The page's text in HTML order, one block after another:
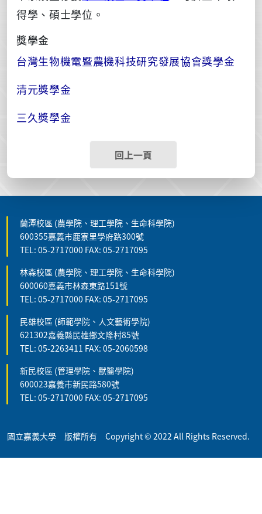
得學、碩士學位。
獎學金
台灣生物機電暨農機科技研究發展協會獎學金
清元獎學金
三久獎學金
回上一頁
蘭潭校區 (農學院、理工學院、生命科學院)
600355嘉義市鹿寮里學府路300號
TEL: 05-2717000 FAX: 05-2717095
林森校區 (農學院、理工學院、生命科學院)
600060嘉義市林森東路151號
TEL: 05-2717000 FAX: 05-2717095
民雄校區 (師範學院、人文藝術學院)
621302嘉義縣民雄鄉文隆村85號
TEL: 05-2263411 FAX: 05-2060598
新民校區 (管理學院、獸醫學院)
600023嘉義市新民路580號
TEL: 05-2717000 FAX: 05-2717095
國立嘉義大學 版權所有 Copyright © 2022 All Rights Reserved.